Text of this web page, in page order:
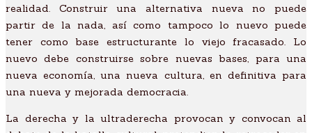
realidad. Construir una alternativa nueva no puede
partir de la nada, así como tampoco lo nuevo puede
tener como base estructurante lo viejo fracasado. Lo
nuevo debe construirse sobre nuevas bases, para una
nueva economía, una nueva cultura, en definitiva para
una nueva y mejorada democracia.
La derecha y la ultraderecha provocan y convocan al